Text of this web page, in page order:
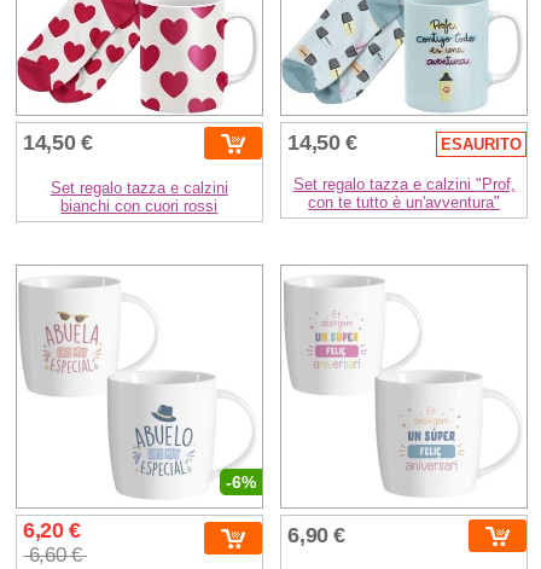
14,50 €
Set regalo tazza e calzini
bianchi con cuori rossi
14,50 € ESAURITO
Set regalo tazza e calzini "Prof,
con te tutto è un'avventura"
-6%
6,20 €
6,60 €
6,90 €